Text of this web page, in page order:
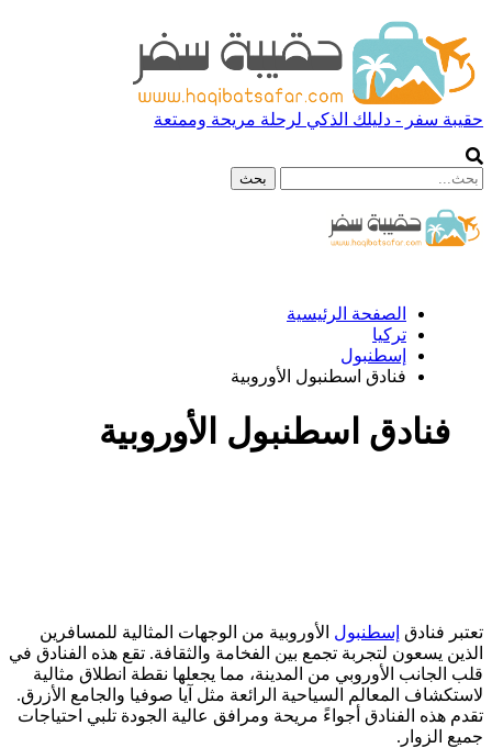
حقيبة سفر - دليلك الذكي لرحلة مريحة وممتعة
الصفحة الرئيسية
تركيا
إسطنبول
فنادق اسطنبول الأوروبية
فنادق اسطنبول الأوروبية
تعتبر فنادق إسطنبول الأوروبية من الوجهات المثالية للمسافرين
الذين يسعون لتجربة تجمع بين الفخامة والثقافة. تقع هذه الفنادق في
قلب الجانب الأوروبي من المدينة، مما يجعلها نقطة انطلاق مثالية
لاستكشاف المعالم السياحية الرائعة مثل آيا صوفيا والجامع الأزرق.
تقدم هذه الفنادق أجواءً مريحة ومرافق عالية الجودة تلبي احتياجات
جميع الزوار.